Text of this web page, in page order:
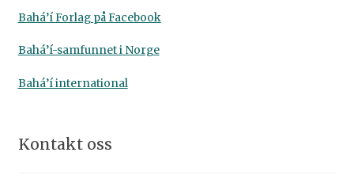
Bahá’í Forlag på Facebook
Bahá’í-samfunnet i Norge
Bahá’í international
Kontakt oss